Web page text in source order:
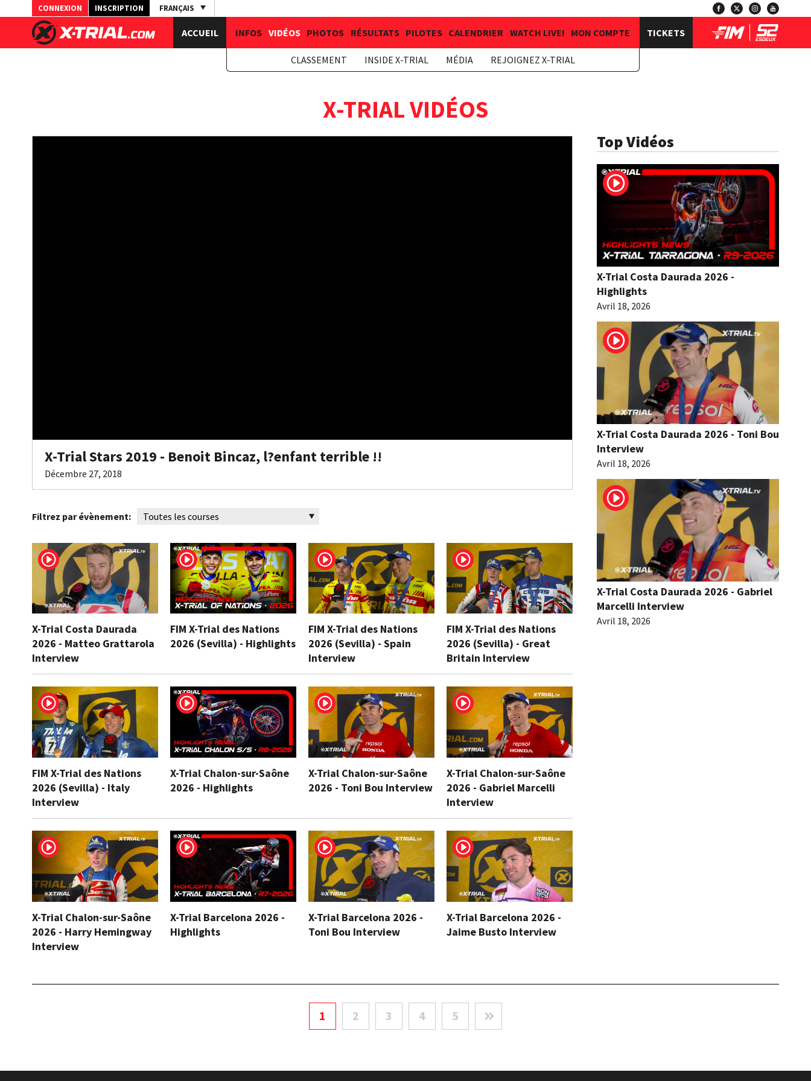
CONNEXION INSCRIPTION FRANÇAIS
ACCUEIL INFOS VIDÉOS PHOTOS RÉSULTATS PILOTES CALENDRIER WATCH LIVE! MON COMPTE
CLASSEMENT INSIDE X-TRIAL MÉDIA REJOIGNEZ X-TRIAL
TICKETS
X-TRIAL VIDÉOS
X-Trial Stars 2019 - Benoit Bincaz, l?enfant terrible !!
Décembre 27, 2018
Top Vidéos
X-Trial Costa Daurada 2026 -
Highlights
Avril 18, 2026
X-Trial Costa Daurada 2026 - Toni Bou
Interview
Avril 18, 2026
X-Trial Costa Daurada 2026 - Gabriel
Marcelli Interview
Avril 18, 2026
Filtrez par évènement:
X-Trial Costa Daurada
2026 - Matteo Grattarola
Interview
FIM X-Trial des Nations
2026 (Sevilla) - Highlights
FIM X-Trial des Nations
2026 (Sevilla) - Spain
Interview
FIM X-Trial des Nations
2026 (Sevilla) - Great
Britain Interview
FIM X-Trial des Nations
2026 (Sevilla) - Italy
Interview
X-Trial Chalon-sur-Saône
2026 - Highlights
X-Trial Chalon-sur-Saône
2026 - Toni Bou Interview
X-Trial Chalon-sur-Saône
2026 - Gabriel Marcelli
Interview
X-Trial Chalon-sur-Saône
2026 - Harry Hemingway
Interview
X-Trial Barcelona 2026 -
Highlights
X-Trial Barcelona 2026 -
Toni Bou Interview
X-Trial Barcelona 2026 -
Jaime Busto Interview
1 2 3 4 5